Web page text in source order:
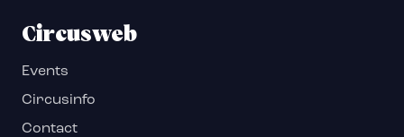
Circusweb
Events
Circusinfo
Contact